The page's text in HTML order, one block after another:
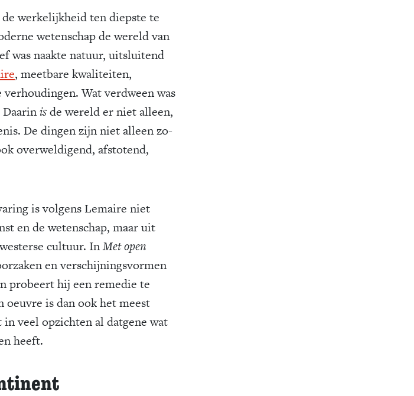
werkelijkheid ten diepste te
wetenschap de wereld van
was naakte natuur, uitsluitend
, meetbare kwaliteiten,
Wat verdween was
isde wereld er niet alleen,
De dingen zijn niet alleen zo-
overweldigend, afstotend,
is volgens Lemaire niet
en de wetenschap, maar uit
cultuur. InMet open
en verschijningsvormen
probeert hij een remedie te
is dan ook het meest
veel opzichten al datgene wat
heeft.